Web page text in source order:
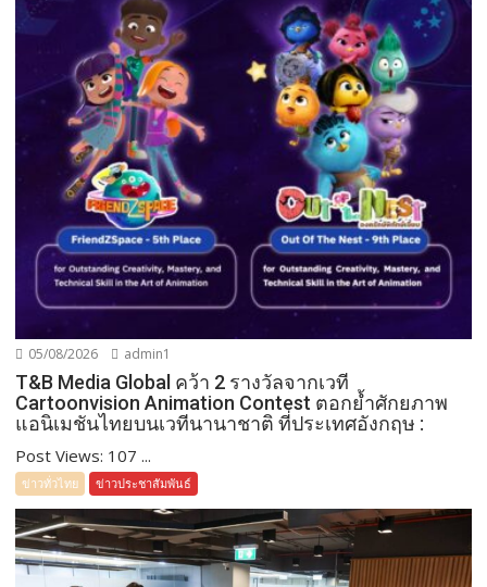
05/08/2026 admin1
T&B Media Global คว้า 2 รางวัลจากเวที
Cartoonvision Animation Contest ตอกย้ำศักยภาพ
แอนิเมชันไทยบนเวทีนานาชาติ ที่ประเทศอังกฤษ :
Post Views: 107 ...
ข่าวทั่วไทย ข่าวประชาสัมพันธ์